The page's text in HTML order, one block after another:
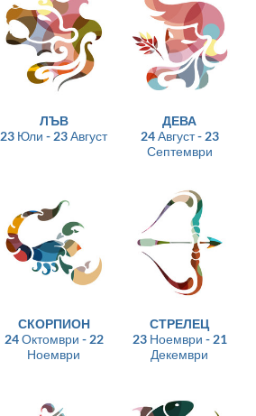
ЛЪВ
23 Юли - 23 Август
ДЕВА
24 Август - 23
Септември
СКОРПИОН
24 Октомври - 22
Ноември
СТРЕЛЕЦ
23 Ноември - 21
Декември